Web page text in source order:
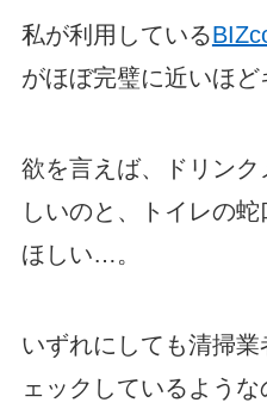
私が利用している
がほぼ完璧に近いほど
欲を言えば、ドリン
しいのと、トイレの
ほしい…。
いずれにしても清掃
ェックしているよう